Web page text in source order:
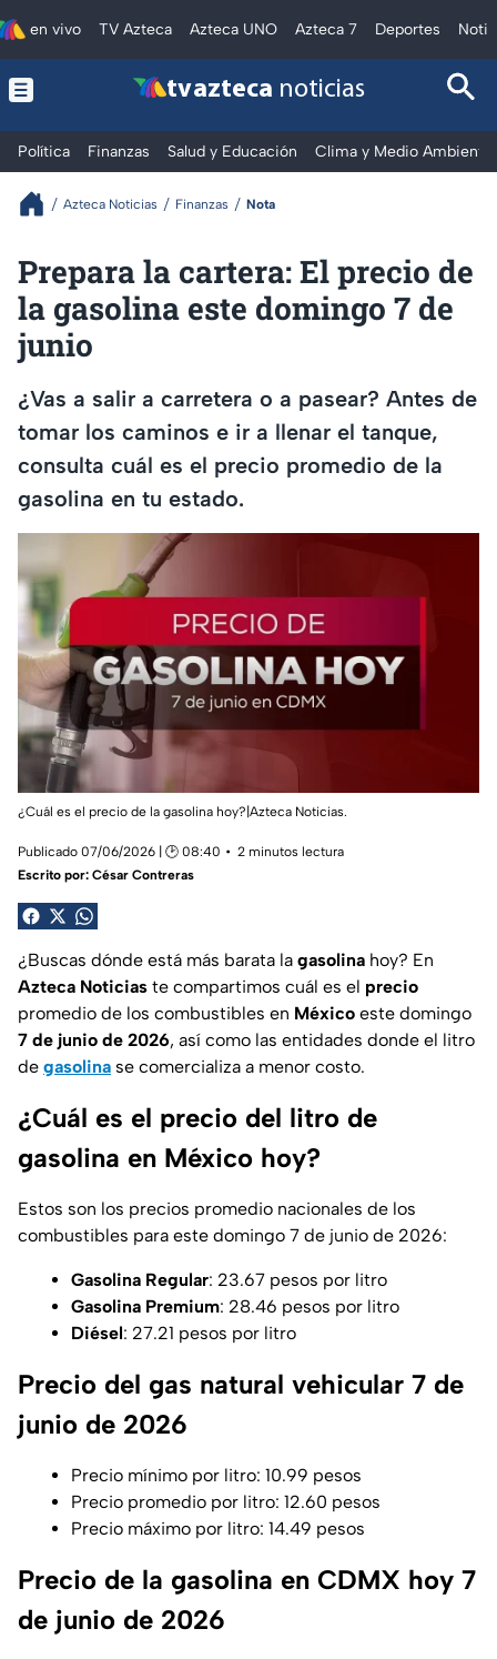
en vivo TV Azteca Azteca UNO Azteca 7 Deportes
tv azteca noticias
Política Finanzas Salud y Educación Clima y Medio Ambiente
Azteca Noticias Finanzas Nota
Prepara la cartera: El precio de
la gasolina este domingo 7 de
junio
¿Vas a salir a carretera o a pasear? Antes de
tomar los caminos e ir a llenar el tanque,
consulta cuál es el precio promedio de la
gasolina en tu estado.
¿Cuál es el precio de la gasolina hoy?|Azteca Noticias.
Publicado 07/06/2026 | 🕑 08:40
2 minutos lectura
Escrito por: César Contreras
¿Buscas dónde está más barata la gasolina hoy? En
Azteca Noticias te compartimos cuál es el precio
promedio de los combustibles en México este domingo
7 de junio de 2026, así como las entidades donde el litro
de gasolina se comercializa a menor costo.
¿Cuál es el precio del litro de
gasolina en México hoy?
Estos son los precios promedio nacionales de los
combustibles para este domingo 7 de junio de 2026:
Gasolina Regular: 23.67 pesos por litro
Gasolina Premium: 28.46 pesos por litro
Diésel: 27.21 pesos por litro
Precio del gas natural vehicular 7 de
junio de 2026
Precio mínimo por litro: 10.99 pesos
Precio promedio por litro: 12.60 pesos
Precio máximo por litro: 14.49 pesos
Precio de la gasolina en CDMX hoy 7
de junio de 2026